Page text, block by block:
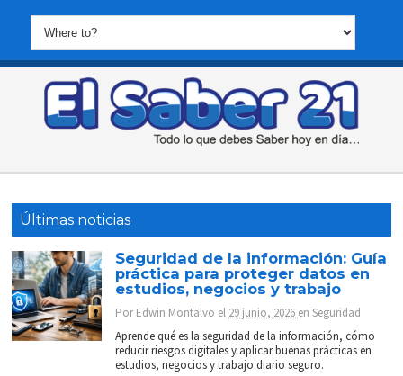
Últimas noticias
Seguridad de la información: Guía
práctica para proteger datos en
estudios, negocios y trabajo
PorEdwin Montalvo el 29 junio, 2026 enSeguridad
Aprende qué es la seguridad de la información, cómo
reducir riesgos digitales y aplicar buenas prácticas en
estudios, negocios y trabajo diario seguro.